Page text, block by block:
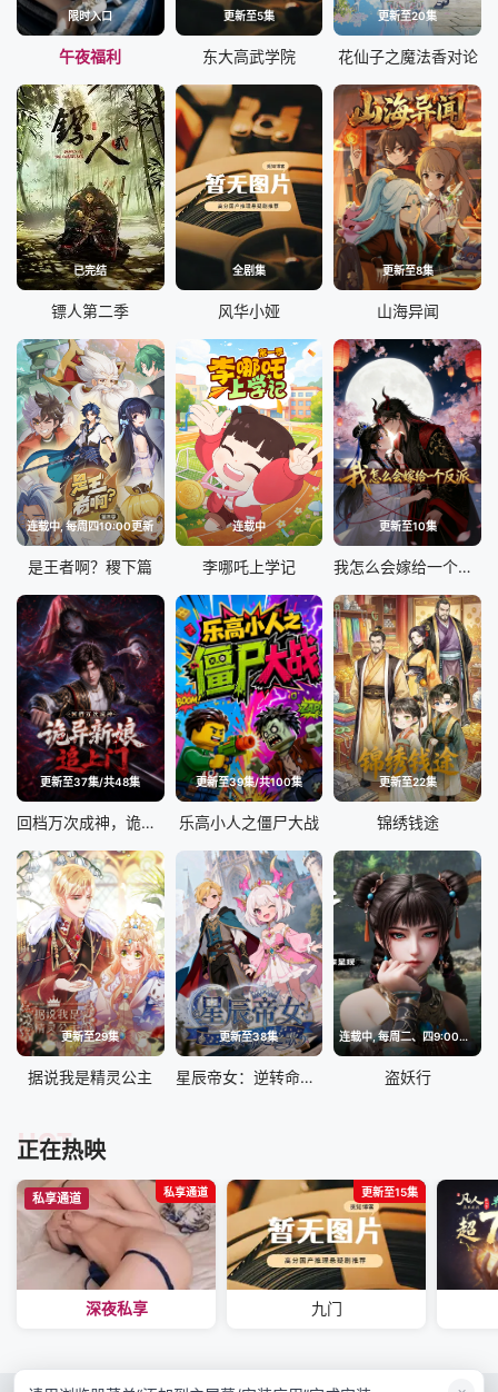
限时入口
午夜福利
更新至5集
东大高武学院
更新至20集
花仙子之魔法香对论
已完结
镖人第二季
全剧集
风华小娅
更新至8集
山海异闻
连载中, 每周四10:00更新
是王者啊？稷下篇
连载中
李哪吒上学记
更新至10集
我怎么会嫁给一个反派
更新至37集/共48集
回档万次成神，诡异新娘追上门
更新至39集/共100集
乐高小人之僵尸大战
更新至22集
锦绣钱途
更新至29集
据说我是精灵公主
更新至38集
星辰帝女：逆转命运之歌
连载中, 每周二、四9:00更新
盗妖行
正在热映
HOT
私享通道 私享通道
深夜私享
更新至15集
九门